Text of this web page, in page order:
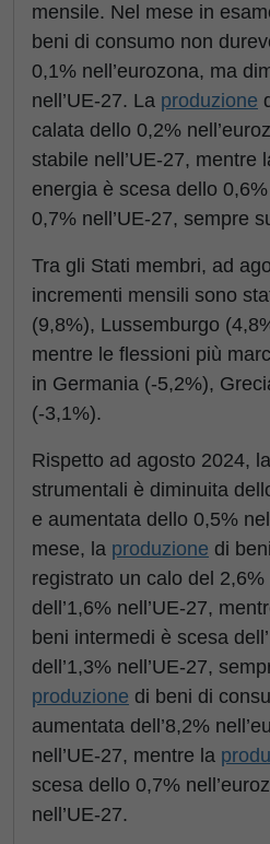
mensile. Nel mese in
beni di consumo non
0,1% nell’eurozona, ma
nell’UE-27. La produzione
calata dello 0,2%
stabile nell’UE-27, mentre
energia è scesa dello
0,7% nell’UE-27, sempre
Tra gli Stati membri, ad
incrementi mensili sono
(9,8%), Lussemburgo
mentre le flessioni più
in Germania (-5,2%),
(-3,1%).
Rispetto ad agosto 2024, la
strumentali è diminuita
e aumentata dello 0,5%
mese, la produzione di
registrato un calo del 2,6%
dell’1,6% nell’UE-27,
beni intermedi è scesa
dell’1,3% nell’UE-27,
produzione di beni di
aumentata dell’8,2%
nell’UE-27, mentre la
scesa dello 0,7%
nell’UE-27.